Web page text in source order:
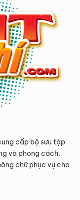
cấp bộ sưu tập
và phong cách.
chữ phục vụ cho